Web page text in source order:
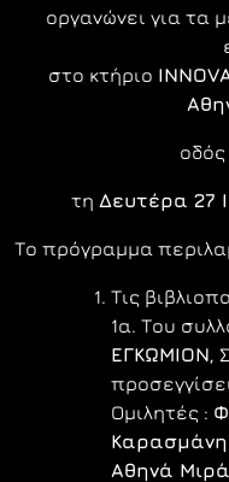
οργανώνει για τα
στο κτήριο
οδός
τη Δευτέρα 27
Το πρόγραμμα
Τις
1α. Tου
ΕΓΚΩΜΙΟΝ,
Ομιλητές :
Αθηνά